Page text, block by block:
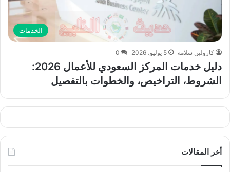
الخدمات
كارولين سلامة 5 يوليو، 2026 0
دليل خدمات المركز السعودي للأعمال 2026:
الشروط، التراخيص، والخطوات بالتفصيل
أخر المقالات